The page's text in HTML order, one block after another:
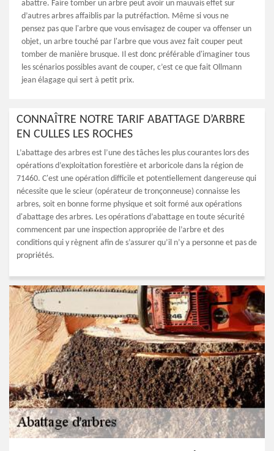
abattre. Faire tomber un arbre peut avoir un mauvais effet sur
d’autres arbres affaiblis par la putréfaction. Même si vous ne
pensez pas que l'arbre que vous envisagez de couper va offenser un
objet, un arbre touché par l'arbre que vous avez fait couper peut
tomber de manière brusque. Il est donc préférable d'imaginer tous
les scénarios possibles avant de couper, c’est ce que fait Ollmann
jean élagage qui sert à petit prix.
CONNAÎTRE NOTRE TARIF ABATTAGE D’ARBRE
EN CULLES LES ROCHES
L’abattage des arbres est l’une des tâches les plus courantes lors des
opérations d’exploitation forestière et arboricole dans la région de
71460. C'est une opération difficile et potentiellement dangereuse qui
nécessite que le scieur (opérateur de tronçonneuse) connaisse les
arbres, soit en bonne forme physique et soit formé aux opérations
d'abattage des arbres. Les opérations d’abattage en toute sécurité
commencent par une inspection appropriée de l’arbre et des
conditions qui y règnent afin de s’assurer qu’il n’y a personne et pas de
propriétés.